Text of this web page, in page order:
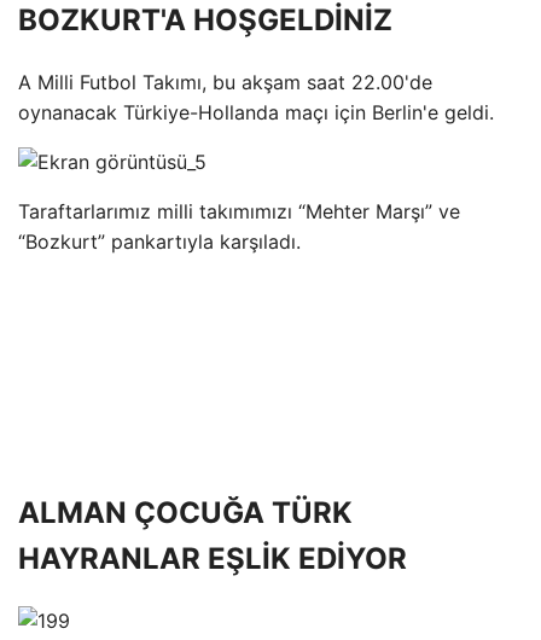
BOZKURT'A HOŞGELDİNİZ
A Milli Futbol Takımı, bu akşam saat 22.00'de
oynanacak Türkiye-Hollanda maçı için Berlin'e geldi.
Taraftarlarımız milli takımımızı “Mehter Marşı” ve
“Bozkurt” pankartıyla karşıladı.
ALMAN ÇOCUĞA TÜRK
HAYRANLAR EŞLİK EDİYOR